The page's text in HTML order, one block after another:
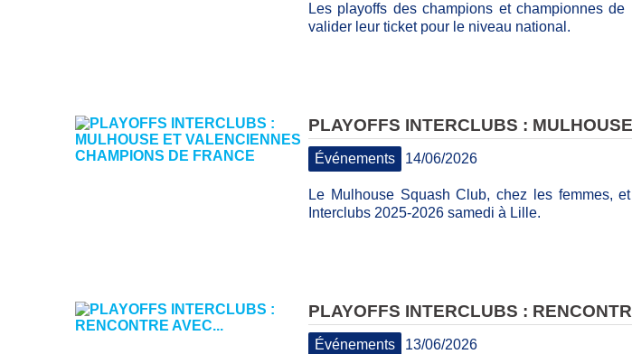
Les playoffs des champions et championnes
valider leur ticket pour le niveau national.
PLAYOFFS INTERCLUBS :
Événements 14/06/2026
Le Mulhouse Squash Club, chez les femmes,
Interclubs 2025-2026 samedi à Lille.
PLAYOFFS INTERCLUBS :
Événements 13/06/2026